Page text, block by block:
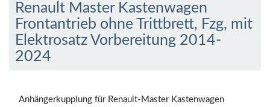
Renault Master Kastenwagen
Frontantrieb ohne Trittbrett, Fzg, mit
Elektrosatz Vorbereitung 2014-
2024
Anhängerkupplung für Renault-Master Kastenwagen